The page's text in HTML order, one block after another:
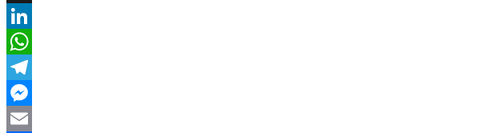
X
LinkedIn
WhatsApp
Telegram
Messenger